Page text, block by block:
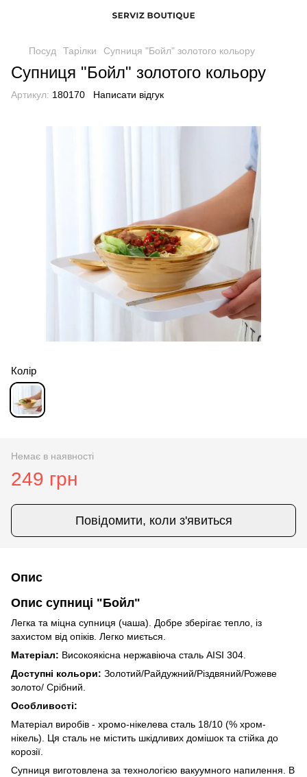
Посуд Тарілки Супниця "Бойл" золотого кольору
Супниця "Бойл" золотого кольору
Артикул: 180170 Написати відгук
Колір
Немає в наявності
249 грн
Повідомити, коли з'явиться
Опис
Опис супниці "Бойл"
Легка та міцна супниця (чаша). Добре зберігає тепло, із
захистом від опіків. Легко миється.
Матеріал: Високоякісна нержавіюча сталь AISI 304.
Доступні кольори: Золотий/Райдужний/Різдвяний/Рожеве
золото/ Срібний.
Особливості:
Матеріал виробів - хромо-нікелева сталь 18/10 (% хром-
нікель). Ця сталь не містить шкідливих домішок та стійка до
корозії.
Супниця виготовлена за технологією вакуумного напилення. В